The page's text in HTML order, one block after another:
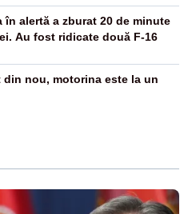
în alertă a zburat 20 de minute
Au fost ridicate două F-16
nou, motorina este la un